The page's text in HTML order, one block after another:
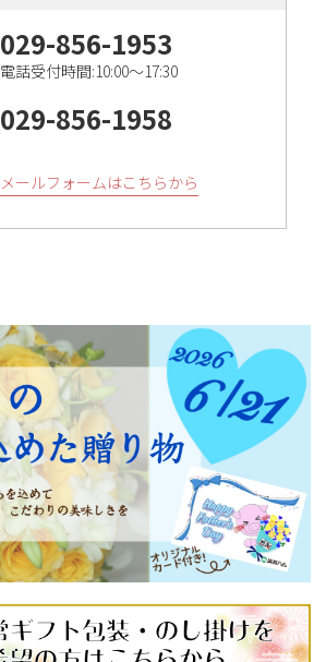
029-856-1953
電話受付時間:10:00〜17:30
029-856-1958
メールフォームはこちらから